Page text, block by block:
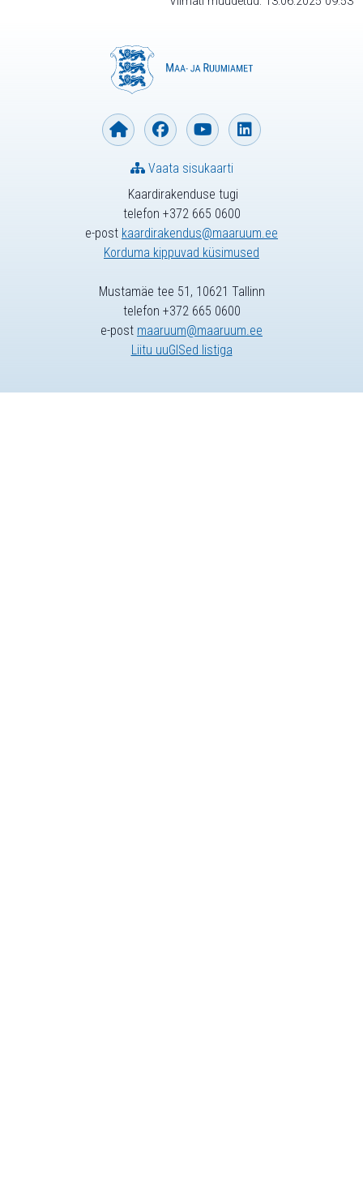
Kaardirakenduse tugi
telefon +372 665 0600
e-post kaardirakendus@maaruum.ee
Korduma kippuvad küsimused
Vaata sisukaarti
Mustamäe tee 51, 10621 Tallinn
telefon +372 665 0600
e-post maaruum@maaruum.ee
Liitu uuGISed listiga